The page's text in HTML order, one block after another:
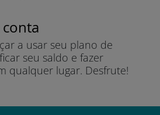
conta
a usar seu plano de
seu saldo e fazer
qualquer lugar. Desfrute!